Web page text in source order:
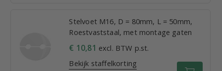
Stelvoet M16, D = 80mm, L = 50mm,
Roestvaststaal, met montage gaten
€ 10,81 excl. BTW p.st.
Bekijk staffelkorting